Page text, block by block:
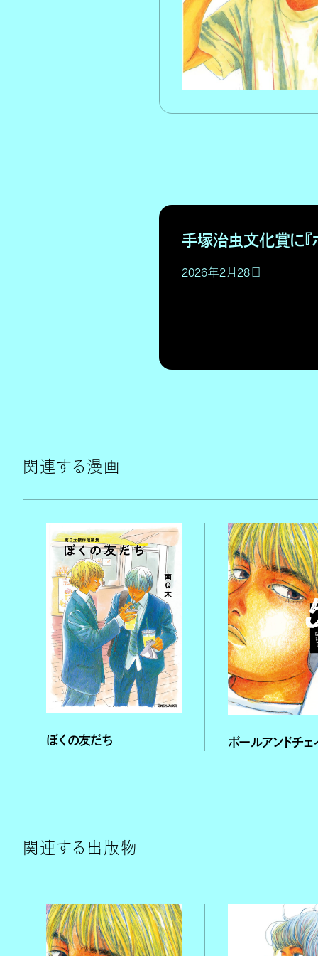
手塚治虫文化賞に『
2026年2月28日
関連する漫画
ぼくの友だち ボールアンドチェ
関連する出版物